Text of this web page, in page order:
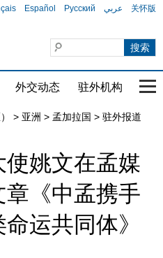
Español Русский عربي 关怀版
外交动态 驻外机构 国
> 亚洲 > 孟加拉国 > 驻外报道
姚文在孟媒
《中孟携手
运共同体》